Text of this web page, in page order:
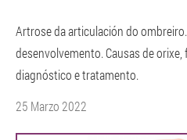
Artrose da articulación do
desenvolvemento. Causas de
diagnóstico e tratamento.
25 Marzo 2022